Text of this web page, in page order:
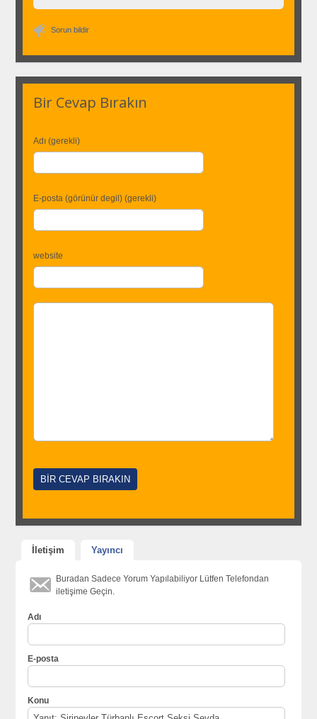
Sorun bildir
Bir Cevap Bırakın
Adı (gerekli)
E-posta (görünür degil) (gerekli)
website
İletişim Yayıncı
Buradan Sadece Yorum Yapılabiliyor Lütfen Telefondan
iletişime Geçin.
Adı
E-posta
Konu